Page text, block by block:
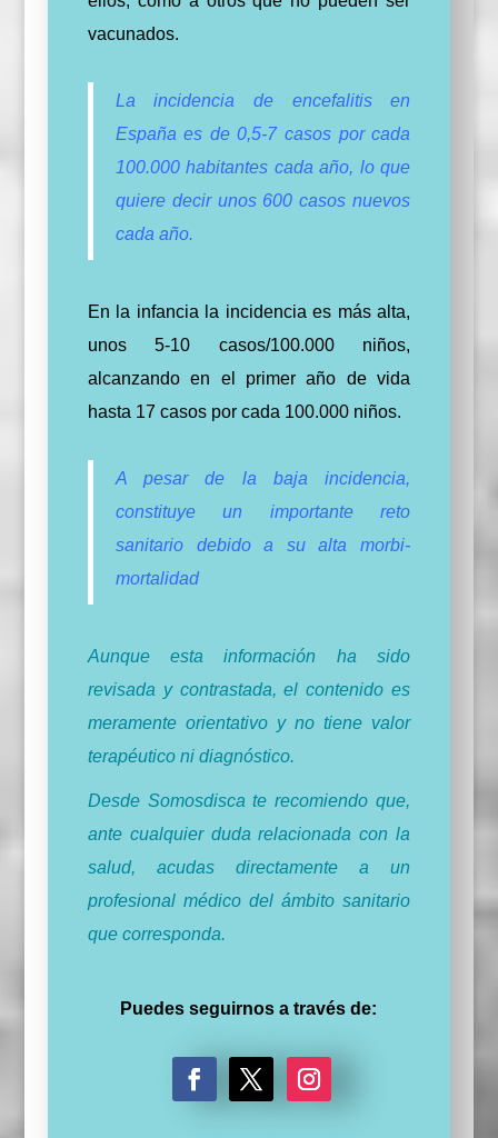
vacunados.
La incidencia de encefalitis en
España es de 0,5-7 casos por cada
100.000 habitantes cada año, lo que
quiere decir unos 600 casos nuevos
cada año.
En la infancia la incidencia es más alta,
unos 5-10 casos/100.000 niños,
alcanzando en el primer año de vida
hasta 17 casos por cada 100.000 niños.
A pesar de la baja incidencia,
constituye un importante reto
sanitario debido a su alta morbi-
mortalidad
Aunque esta información ha sido
revisada y contrastada, el contenido es
meramente orientativo y no tiene valor
terapéutico ni diagnóstico.
Desde Somosdisca te recomiendo que,
ante cualquier duda relacionada con la
salud, acudas directamente a un
profesional médico del ámbito sanitario
que corresponda.
Puedes seguirnos a través de: